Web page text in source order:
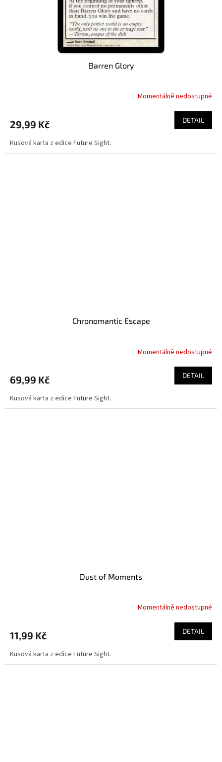
Barren Glory
Momentálně nedostupné
29,99 Kč DETAIL
Kusová karta z edice Future Sight.
Chronomantic Escape
Momentálně nedostupné
69,99 Kč DETAIL
Kusová karta z edice Future Sight.
Dust of Moments
Momentálně nedostupné
11,99 Kč DETAIL
Kusová karta z edice Future Sight.